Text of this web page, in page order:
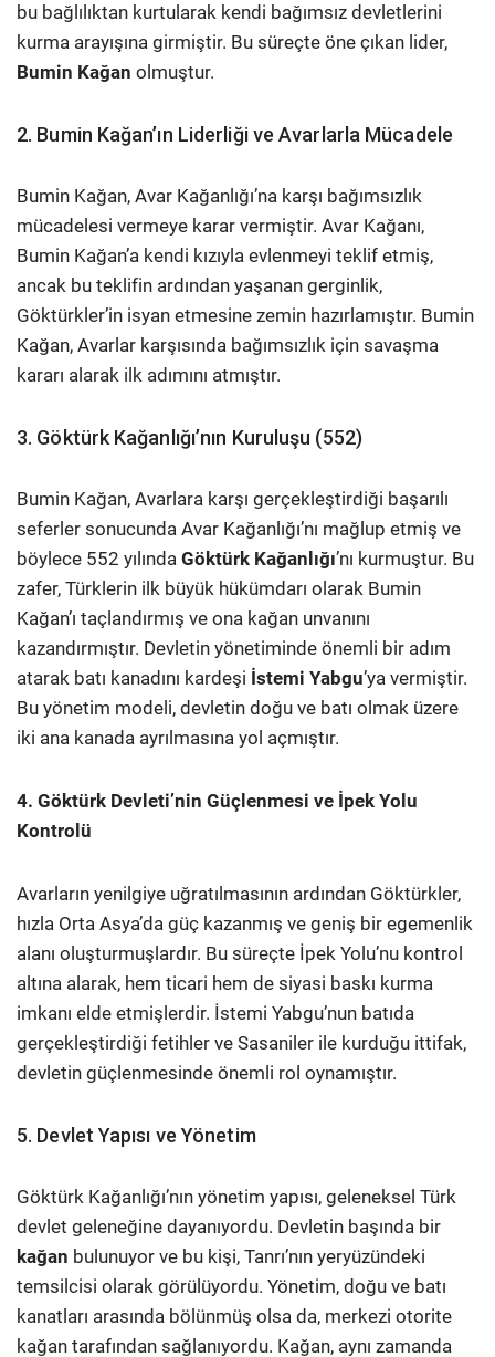
bu bağlılıktan kurtularak kendi bağımsız devletlerini
kurma arayışına girmiştir. Bu süreçte öne çıkan lider,
Bumin Kağan olmuştur.
2. Bumin Kağan’ın Liderliği ve Avarlarla Mücadele
Bumin Kağan, Avar Kağanlığı’na karşı bağımsızlık
mücadelesi vermeye karar vermiştir. Avar Kağanı,
Bumin Kağan’a kendi kızıyla evlenmeyi teklif etmiş,
ancak bu teklifin ardından yaşanan gerginlik,
Göktürkler’in isyan etmesine zemin hazırlamıştır. Bumin
Kağan, Avarlar karşısında bağımsızlık için savaşma
kararı alarak ilk adımını atmıştır.
3. Göktürk Kağanlığı’nın Kuruluşu (552)
Bumin Kağan, Avarlara karşı gerçekleştirdiği başarılı
seferler sonucunda Avar Kağanlığı’nı mağlup etmiş ve
böylece 552 yılında Göktürk Kağanlığı’nı kurmuştur. Bu
zafer, Türklerin ilk büyük hükümdarı olarak Bumin
Kağan’ı taçlandırmış ve ona kağan unvanını
kazandırmıştır. Devletin yönetiminde önemli bir adım
atarak batı kanadını kardeşi İstemi Yabgu’ya vermiştir.
Bu yönetim modeli, devletin doğu ve batı olmak üzere
iki ana kanada ayrılmasına yol açmıştır.
4. Göktürk Devleti’nin Güçlenmesi ve İpek Yolu
Kontrolü
Avarların yenilgiye uğratılmasının ardından Göktürkler,
hızla Orta Asya’da güç kazanmış ve geniş bir egemenlik
alanı oluşturmuşlardır. Bu süreçte İpek Yolu’nu kontrol
altına alarak, hem ticari hem de siyasi baskı kurma
imkanı elde etmişlerdir. İstemi Yabgu’nun batıda
gerçekleştirdiği fetihler ve Sasaniler ile kurduğu ittifak,
devletin güçlenmesinde önemli rol oynamıştır.
5. Devlet Yapısı ve Yönetim
Göktürk Kağanlığı’nın yönetim yapısı, geleneksel Türk
devlet geleneğine dayanıyordu. Devletin başında bir
kağan bulunuyor ve bu kişi, Tanrı’nın yeryüzündeki
temsilcisi olarak görülüyordu. Yönetim, doğu ve batı
kanatları arasında bölünmüş olsa da, merkezi otorite
kağan tarafından sağlanıyordu. Kağan, aynı zamanda